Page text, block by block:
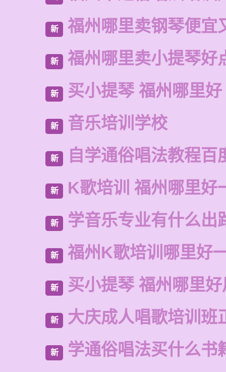
新 福州哪里卖钢琴便宜
新 福州哪里卖小提琴好
新 买小提琴 福州哪里好
新 音乐培训学校
新 自学通俗唱法教程百
新 K歌培训 福州哪里好
新 学音乐专业有什么出
新 福州K歌培训哪里好
新 买小提琴 福州哪里
新 大庆成人唱歌培训班
新 学通俗唱法买什么书